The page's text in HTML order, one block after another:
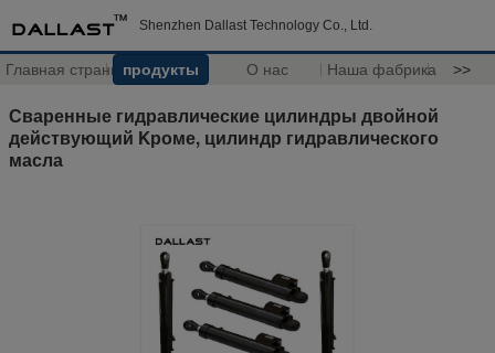
Shenzhen Dallast Technology Co., Ltd.
Главная страницапродукты О нас Наша фабрика >>
Сваренные гидравлические цилиндры двойной
действующий Kроме, цилиндр гидравлического
масла